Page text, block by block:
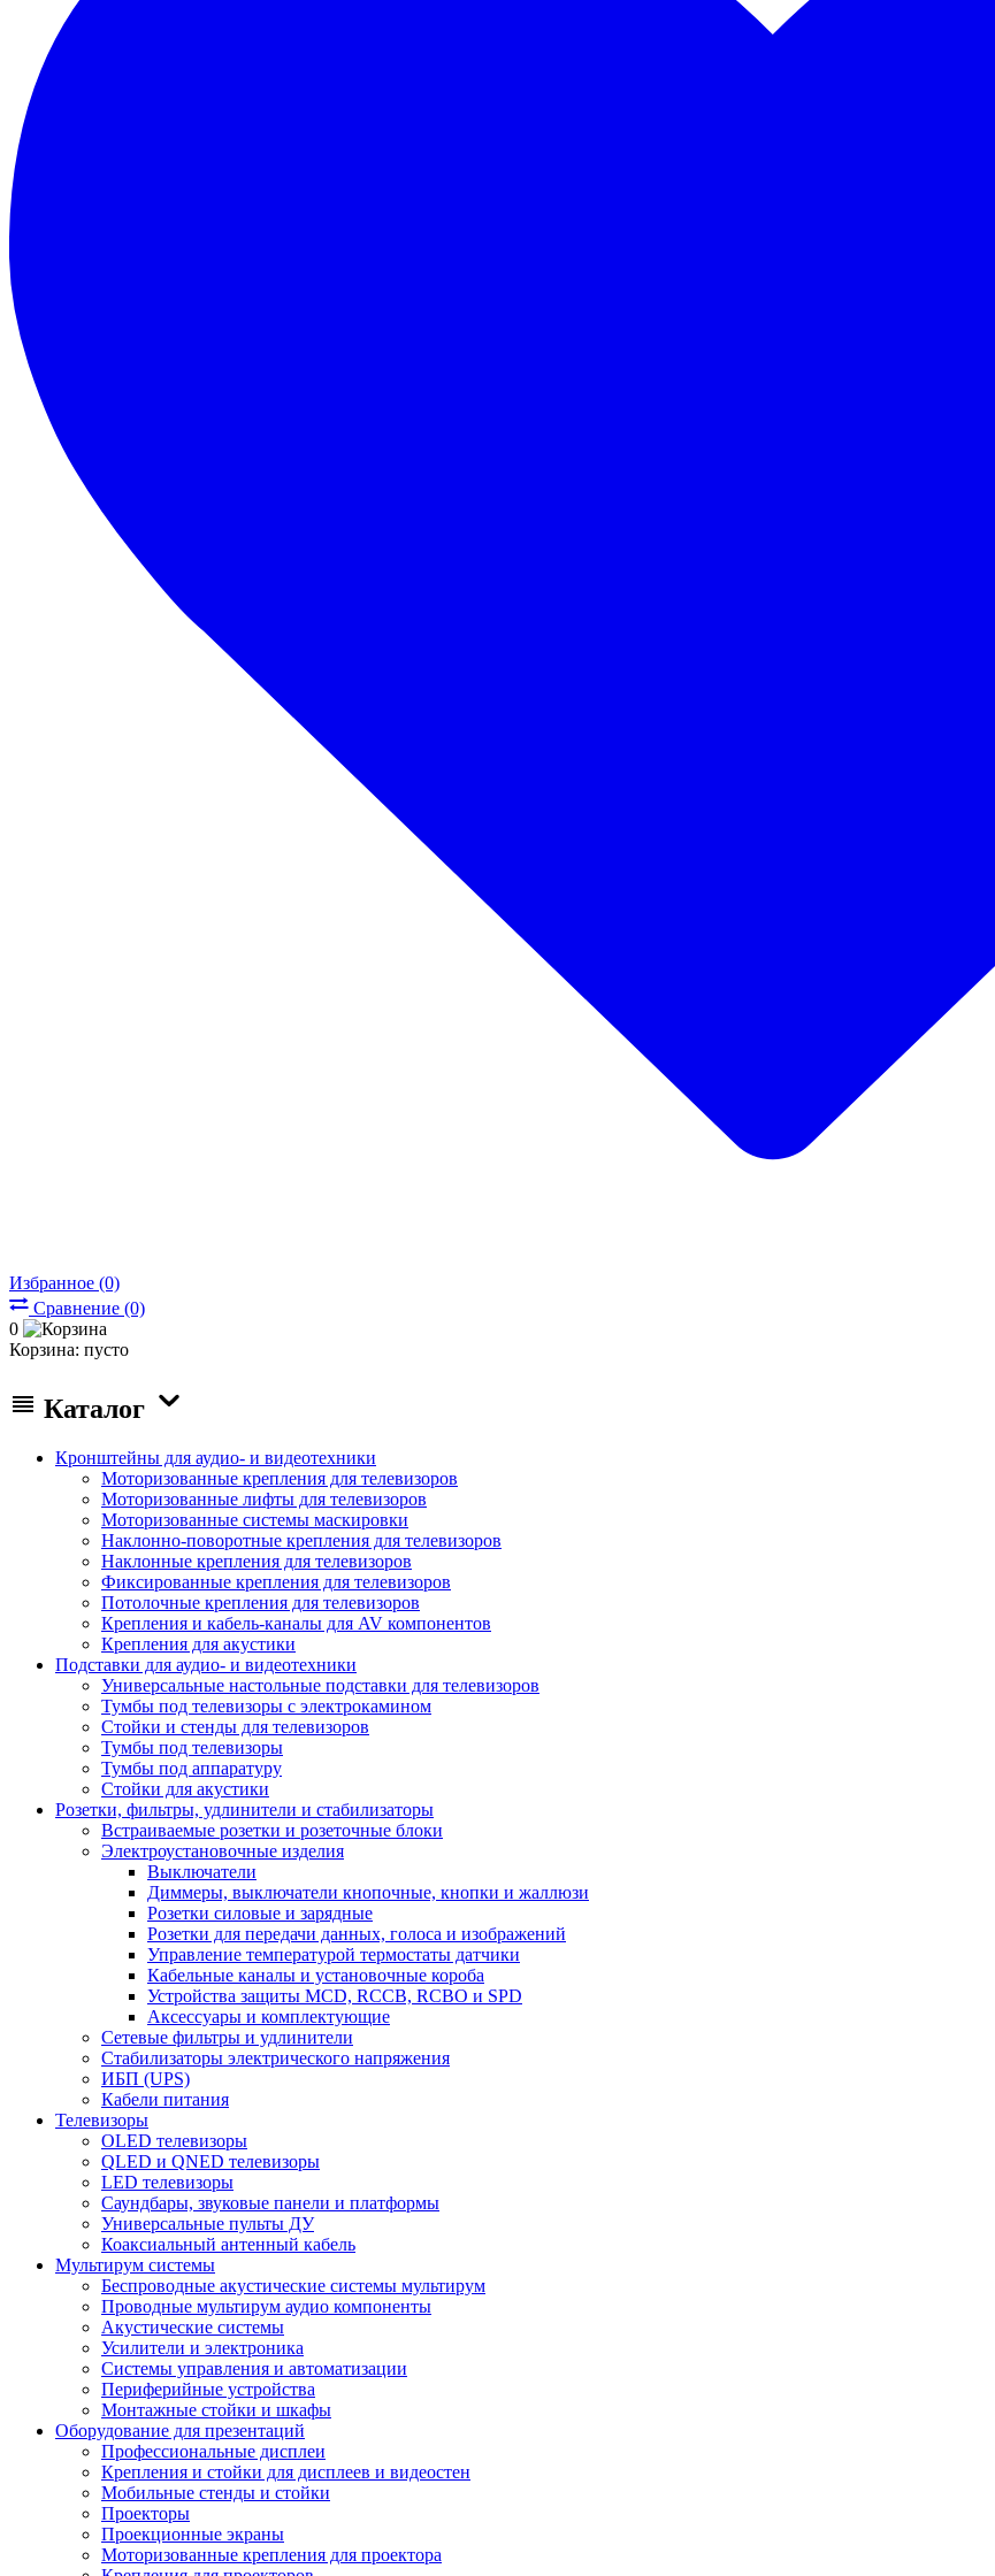
Избранное (0)
Сравнение (0)
0
Корзина: пусто
Каталог
Кронштейны для аудио- и видеотехники
Моторизованные крепления для телевизоров
Моторизованные лифты для телевизоров
Моторизованные системы маскировки
Наклонно-поворотные крепления для телевизоров
Наклонные крепления для телевизоров
Фиксированные крепления для телевизоров
Потолочные крепления для телевизоров
Крепления и кабель-каналы для AV компонентов
Крепления для акустики
Подставки для аудио- и видеотехники
Универсальные настольные подставки для телевизоров
Тумбы под телевизоры с электрокамином
Стойки и стенды для телевизоров
Тумбы под телевизоры
Тумбы под аппаратуру
Стойки для акустики
Розетки, фильтры, удлинители и стабилизаторы
Встраиваемые розетки и розеточные блоки
Электроустановочные изделия
Выключатели
Диммеры, выключатели кнопочные, кнопки и жаллюзи
Розетки силовые и зарядные
Розетки для передачи данных, голоса и изображений
Управление температурой термостаты датчики
Кабельные каналы и установочные короба
Устройства защиты MCD, RCCB, RCBO и SPD
Аксессуары и комплектующие
Сетевые фильтры и удлинители
Стабилизаторы электрического напряжения
ИБП (UPS)
Кабели питания
Телевизоры
OLED телевизоры
QLED и QNED телевизоры
LED телевизоры
Саундбары, звуковые панели и платформы
Универсальные пульты ДУ
Коаксиальный антенный кабель
Мультирум системы
Беспроводные акустические системы мультирум
Проводные мультирум аудио компоненты
Акустические системы
Усилители и электроника
Системы управления и автоматизации
Периферийные устройства
Монтажные стойки и шкафы
Оборудование для презентаций
Профессиональные дисплеи
Крепления и стойки для дисплеев и видеостен
Мобильные стенды и стойки
Проекторы
Проекционные экраны
Моторизованные крепления для проектора